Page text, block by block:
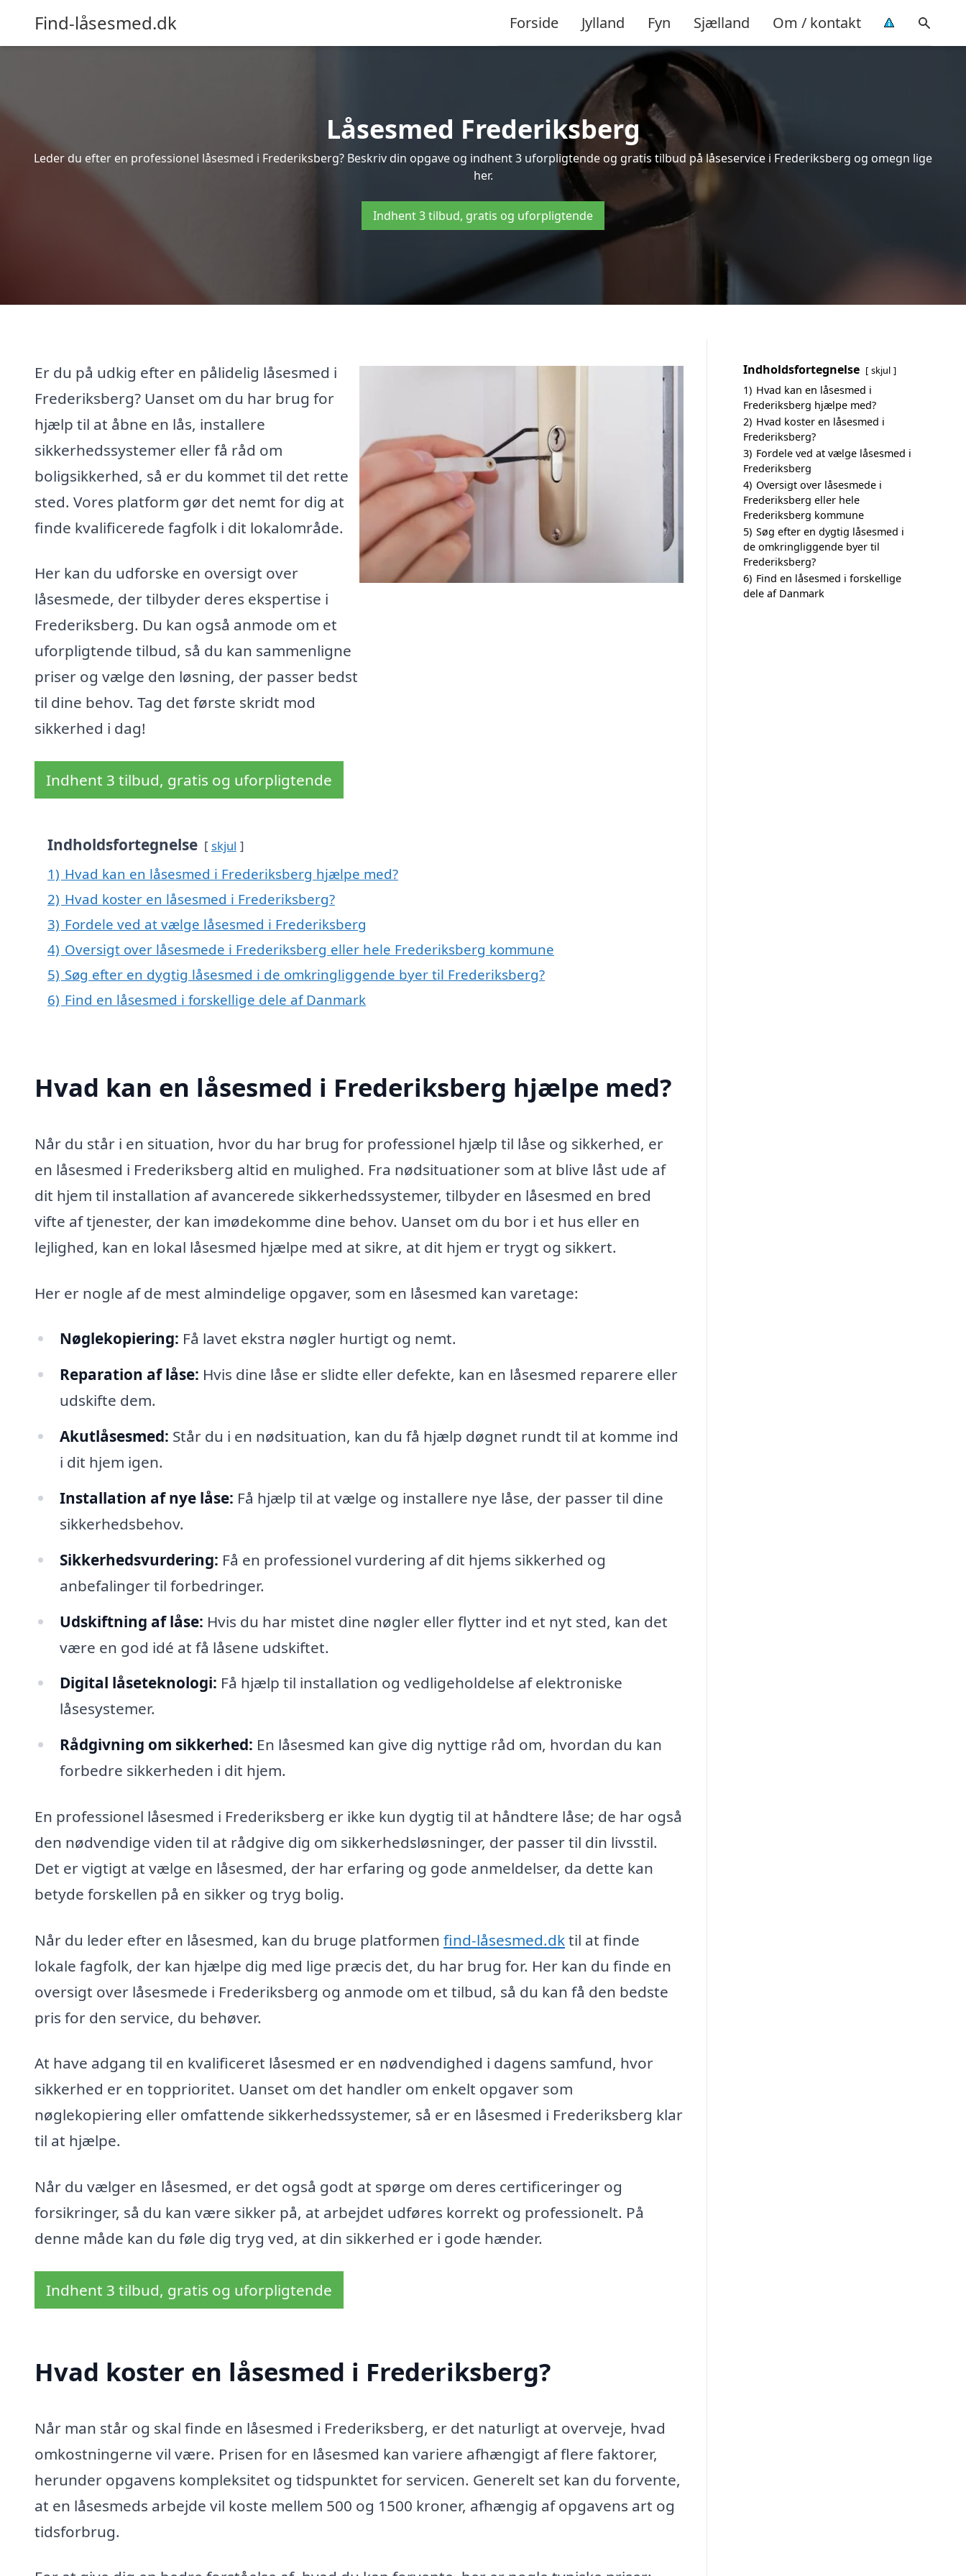
Find-låsesmed.dk Forside Jylland Fyn Sjælland Om / kontakt
Låsesmed Frederiksberg
Leder du efter en professionel låsesmed i Frederiksberg? Beskriv din opgave og indhent 3 uforpligtende og gratis tilbud på låseservice i Frederiksberg og omegn lige
her.
Indhent 3 tilbud, gratis og uforpligtende
Er du på udkig efter en pålidelig låsesmed i
Frederiksberg? Uanset om du har brug for
hjælp til at åbne en lås, installere
sikkerhedssystemer eller få råd om
boligsikkerhed, så er du kommet til det rette
sted. Vores platform gør det nemt for dig at
finde kvalificerede fagfolk i dit lokalområde.
Her kan du udforske en oversigt over
låsesmede, der tilbyder deres ekspertise i
Frederiksberg. Du kan også anmode om et
uforpligtende tilbud, så du kan sammenligne
priser og vælge den løsning, der passer bedst
til dine behov. Tag det første skridt mod
sikkerhed i dag!
Indhent 3 tilbud, gratis og uforpligtende
Indholdsfortegnelse skjul
1) Hvad kan en låsesmed i Frederiksberg hjælpe med?
2) Hvad koster en låsesmed i Frederiksberg?
3) Fordele ved at vælge låsesmed i Frederiksberg
4) Oversigt over låsesmede i Frederiksberg eller hele Frederiksberg kommune
5) Søg efter en dygtig låsesmed i de omkringliggende byer til Frederiksberg?
6) Find en låsesmed i forskellige dele af Danmark
Hvad kan en låsesmed i Frederiksberg hjælpe med?
Når du står i en situation, hvor du har brug for professionel hjælp til låse og sikkerhed, er
en låsesmed i Frederiksberg altid en mulighed. Fra nødsituationer som at blive låst ude af
dit hjem til installation af avancerede sikkerhedssystemer, tilbyder en låsesmed en bred
vifte af tjenester, der kan imødekomme dine behov. Uanset om du bor i et hus eller en
lejlighed, kan en lokal låsesmed hjælpe med at sikre, at dit hjem er trygt og sikkert.
Her er nogle af de mest almindelige opgaver, som en låsesmed kan varetage:
Nøglekopiering: Få lavet ekstra nøgler hurtigt og nemt.
Reparation af låse: Hvis dine låse er slidte eller defekte, kan en låsesmed reparere eller
udskifte dem.
Akutlåsesmed: Står du i en nødsituation, kan du få hjælp døgnet rundt til at komme ind
i dit hjem igen.
Installation af nye låse: Få hjælp til at vælge og installere nye låse, der passer til dine
sikkerhedsbehov.
Sikkerhedsvurdering: Få en professionel vurdering af dit hjems sikkerhed og
anbefalinger til forbedringer.
Udskiftning af låse: Hvis du har mistet dine nøgler eller flytter ind et nyt sted, kan det
være en god idé at få låsene udskiftet.
Digital låseteknologi: Få hjælp til installation og vedligeholdelse af elektroniske
låsesystemer.
Rådgivning om sikkerhed: En låsesmed kan give dig nyttige råd om, hvordan du kan
forbedre sikkerheden i dit hjem.
En professionel låsesmed i Frederiksberg er ikke kun dygtig til at håndtere låse; de har også
den nødvendige viden til at rådgive dig om sikkerhedsløsninger, der passer til din livsstil.
Det er vigtigt at vælge en låsesmed, der har erfaring og gode anmeldelser, da dette kan
betyde forskellen på en sikker og tryg bolig.
Når du leder efter en låsesmed, kan du bruge platformen find-låsesmed.dktil at finde
lokale fagfolk, der kan hjælpe dig med lige præcis det, du har brug for. Her kan du finde en
oversigt over låsesmede i Frederiksberg og anmode om et tilbud, så du kan få den bedste
pris for den service, du behøver.
At have adgang til en kvalificeret låsesmed er en nødvendighed i dagens samfund, hvor
sikkerhed er en topprioritet. Uanset om det handler om enkelt opgaver som
nøglekopiering eller omfattende sikkerhedssystemer, så er en låsesmed i Frederiksberg klar
til at hjælpe.
Når du vælger en låsesmed, er det også godt at spørge om deres certificeringer og
forsikringer, så du kan være sikker på, at arbejdet udføres korrekt og professionelt. På
denne måde kan du føle dig tryg ved, at din sikkerhed er i gode hænder.
Indhent 3 tilbud, gratis og uforpligtende
Hvad koster en låsesmed i Frederiksberg?
Når man står og skal finde en låsesmed i Frederiksberg, er det naturligt at overveje, hvad
omkostningerne vil være. Prisen for en låsesmed kan variere afhængigt af flere faktorer,
herunder opgavens kompleksitet og tidspunktet for servicen. Generelt set kan du forvente,
at en låsesmeds arbejde vil koste mellem 500 og 1500 kroner, afhængig af opgavens art og
tidsforbrug.
Indholdsfortegnelse skjul
1) Hvad kan en låsesmed i
Frederiksberg hjælpe med?
2) Hvad koster en låsesmed i
Frederiksberg?
3) Fordele ved at vælge låsesmed i
Frederiksberg
4) Oversigt over låsesmede i
Frederiksberg eller hele
Frederiksberg kommune
5) Søg efter en dygtig låsesmed i
de omkringliggende byer til
Frederiksberg?
6) Find en låsesmed i forskellige
dele af Danmark